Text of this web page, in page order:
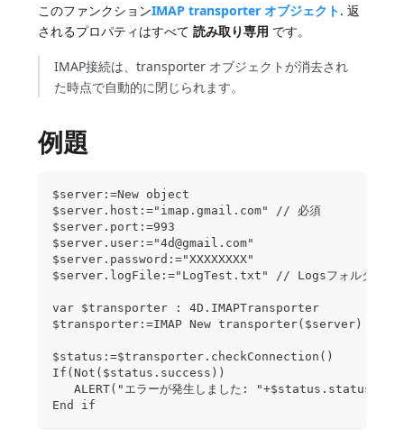
このファンクションIMAP transporter オブジェクト. 返
されるプロパティはすべて読み取り専用 です。
IMAP接続は、transporter オブジェクトが消去され
た時点で自動的に閉じられます。
例題
$server:=New object
$server.host:="imap.gmail.com" // 必須
$server.port:=993
$server.user:="4d@gmail.com"
$server.password:="XXXXXXXX"
$server.logFile:="LogTest.txt" // Logsフォルダーに保
var $transporter : 4D.IMAPTransporter
$transporter:=IMAP New transporter($server)
$status:=$transporter.checkConnection()
If(Not($status.success))
ALERT("エラーが発生しました:
End if